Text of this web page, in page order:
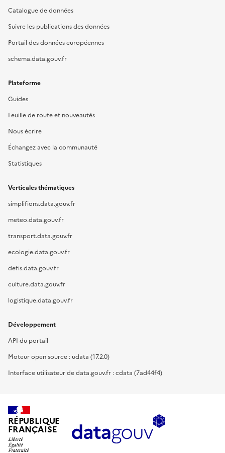
Catalogue de données
Suivre les publications des données
Portail des données européennes
schema.data.gouv.fr
Plateforme
Guides
Feuille de route et nouveautés
Nous écrire
Échangez avec la communauté
Statistiques
Verticales thématiques
simplifions.data.gouv.fr
meteo.data.gouv.fr
transport.data.gouv.fr
ecologie.data.gouv.fr
defis.data.gouv.fr
culture.data.gouv.fr
logistique.data.gouv.fr
Développement
API du portail
Moteur open source : udata (17.2.0)
Interface utilisateur de data.gouv.fr : cdata (7ad44f4)
RÉPUBLIQUE
FRANÇAISE